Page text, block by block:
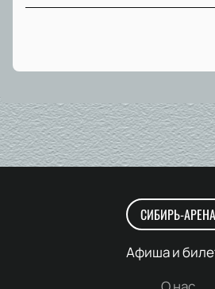
СИБИРЬ-АРЕНА
Афиша и